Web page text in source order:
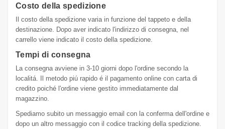
Costo della spedizione
Il costo della spedizione varia in funzione del tappeto e della
destinazione. Dopo aver indicato l'indirizzo di consegna, nel
carrello viene indicato il costo della spedizione.
Tempi di consegna
La consegna avviene in 3-10 giorni dopo l'ordine secondo la
localitá. Il metodo piú rapido é il pagamento online con carta di
credito poiché l'ordine viene gestito immediatamente dal
magazzino.
Spediamo subito un messaggio email con la conferma dell'ordine e
dopo un altro messaggio con il codice tracking della spedizione.